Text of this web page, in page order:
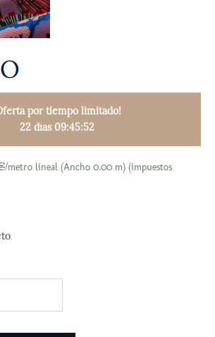
por tiempo limitado!
22 días 09:45:51
/metro lineal (Ancho 0.00 m) (impuestos